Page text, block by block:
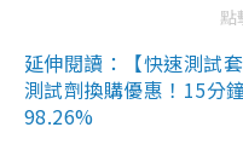
點
延伸閱讀：【快速測試
測試劑換購優惠！15分
98.26%